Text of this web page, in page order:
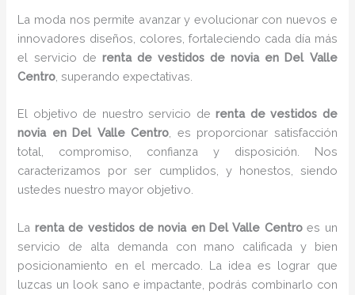
La moda nos permite avanzar y evolucionar con nuevos e
innovadores diseños, colores, fortaleciendo cada día más
el servicio de renta de vestidos de novia en Del Valle
Centro , superando expectativas.
El objetivo de nuestro servicio derenta de vestidos de
novia en Del Valle Centro, es proporcionar satisfacción
total, compromiso, confianza y disposición. Nos
caracterizamos por ser cumplidos, y honestos, siendo
ustedes nuestro mayor objetivo.
La renta de vestidos de novia en Del Valle Centroes un
servicio de alta demanda con mano calificada y bien
posicionamiento en el mercado. La idea es lograr que
luzcas un look sano e impactante, podrás combinarlo con